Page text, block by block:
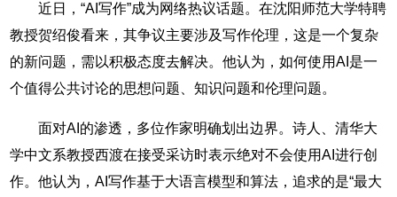
近日，“AI写作”成为网络热议话题。在沈阳师范大学特聘
教授贺绍俊看来，其争议主要涉及写作伦理，这是一个复杂
的新问题，需以积极态度去解决。他认为，如何使用AI是一
个值得公共讨论的思想问题、知识问题和伦理问题。
面对AI的渗透，多位作家明确划出边界。诗人、清华大
学中文系教授西渡在接受采访时表示绝对不会使用AI进行创
作。他认为，AI写作基于大语言模型和算法，追求的是“最大